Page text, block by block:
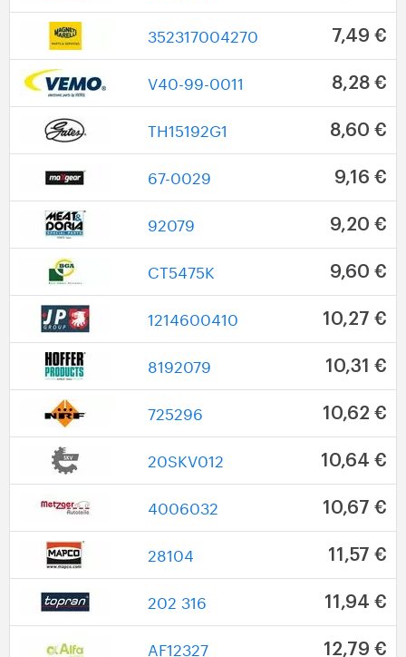
352317004270 7,49 €
V40-99-0011 8,28 €
TH15192G1 8,60 €
67-0029 9,16 €
92079 9,20 €
CT5475K 9,60 €
1214600410 10,27 €
8192079 10,31 €
725296 10,62 €
20SKV012 10,64 €
4006032 10,67 €
28104 11,57 €
202 316 11,94 €
AF12327 12,79 €